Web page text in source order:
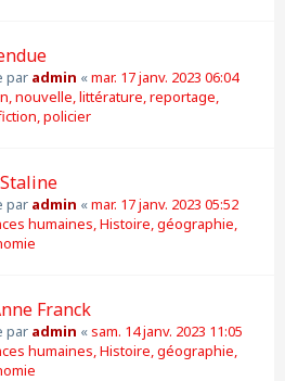
par admin «mar. 17 janv. 2023 06:04
nouvelle, littérature, reportage,
policier
par admin «mar. 17 janv. 2023 05:52
humaines, Histoire, géographie,
Franck
par admin «sam. 14 janv. 2023 11:05
humaines, Histoire, géographie,